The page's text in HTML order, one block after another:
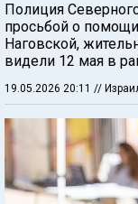
Полиция
просьбой о
Наговской,
видели 12 мая в
19.05.2026 20:11 //